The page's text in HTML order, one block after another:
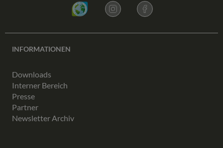
INFORMATIONEN
Downloads
Interner Bereich
Presse
Partner
Newsletter Archiv